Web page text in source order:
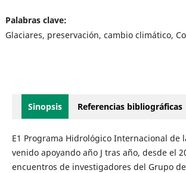
Palabras clave:
Glaciares, preservación, cambio climático,
Sinopsis Referencias bibliográficas
E1 Programa Hidrológico Internacional de
venido apoyando año J tras año, desde el
encuentros de investigadores del Grupo